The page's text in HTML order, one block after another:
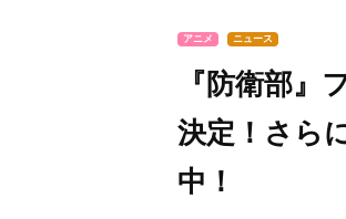
アニメ ニュース
『防衛部
決定！さら
中！